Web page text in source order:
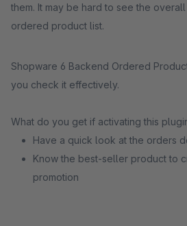
them. It may be hard to see the
ordered product list.
Shopware 6 Backend Ordered
you check it effectively.
What do you get if activating this
Have a quick look at the orders
Know the best-seller product to
promotion